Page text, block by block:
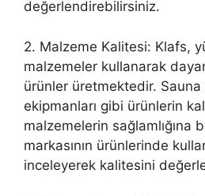
değerlendirebilirsiniz.
2. Malzeme Kalitesi: Klafs,
malzemeler kullanarak
ürünler üretmektedir. Sauna
ekipmanları gibi ürünlerin
malzemelerin sağlamlığına
markasının ürünlerinde
inceleyerek kalitesini